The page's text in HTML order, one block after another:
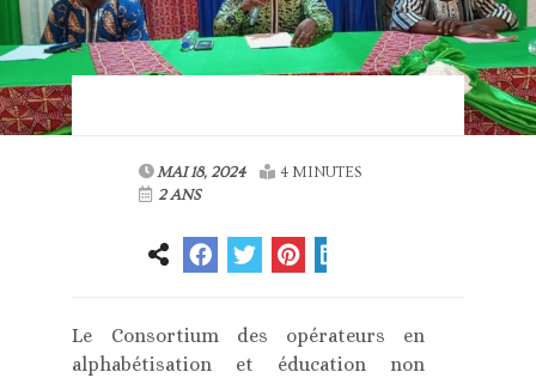
MAI 18, 2024
4 MINUTES
2 ANS
Le Consortium des opérateurs en
alphabétisation et éducation non